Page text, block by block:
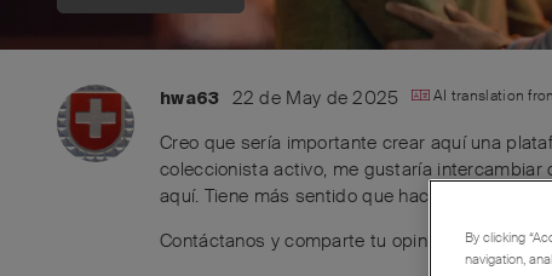
hwa63 22 de May de 2025 AI translation
Creo que sería importante crear aquí una
coleccionista activo, me gustaría
aquí. Tiene más sentido que hacerlo a través
Contáctanos y comparte tu opinión, quizá
By clicking
navigation,